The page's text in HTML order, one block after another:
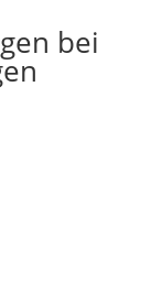
bei